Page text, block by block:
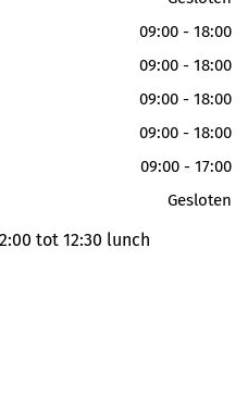
09:00 - 18:00
09:00 - 18:00
09:00 - 18:00
09:00 - 18:00
09:00 - 17:00
Gesloten
tot 12:30 lunch